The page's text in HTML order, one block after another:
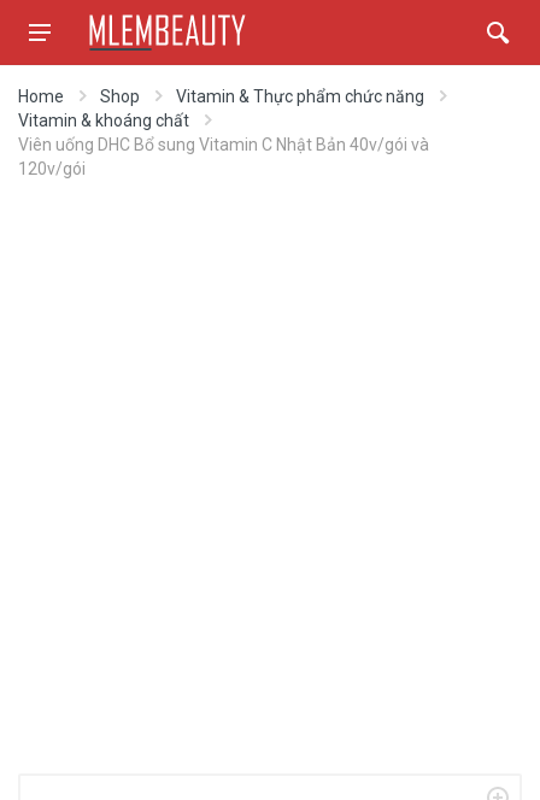
Home Shop
Vitamin & Thực phẩm chức năng
Vitamin & khoáng chất
Viên uống DHC Bổ sung Vitamin C Nhật Bản 40v/gói và
120v/gói